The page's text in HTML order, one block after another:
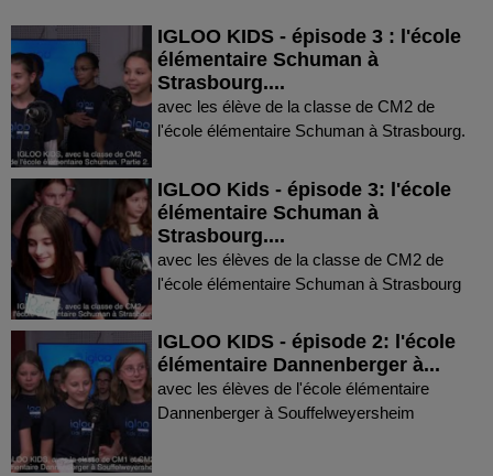
IGLOO KIDS - épisode 3 : l'école
élémentaire Schuman à
Strasbourg....
avec les élève de la classe de CM2 de
l'école élémentaire Schuman à Strasbourg.
IGLOO Kids - épisode 3: l'école
élémentaire Schuman à
Strasbourg....
avec les élèves de la classe de CM2 de
l'école élémentaire Schuman à Strasbourg
IGLOO KIDS - épisode 2: l'école
élémentaire Dannenberger à...
avec les élèves de l'école élémentaire
Dannenberger à Souffelweyersheim